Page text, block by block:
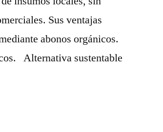
Sus ventajas
abonos orgánicos.
Alternativa sustentable